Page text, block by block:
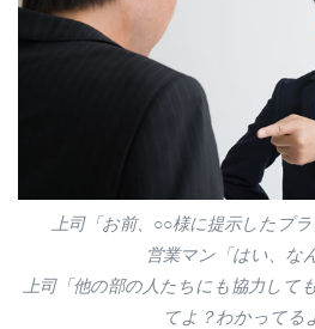
上司「お前、○○様に提示したプ
営業マン「はい、な
上司「他の部の人たちにも協力して
てよ？わかってる